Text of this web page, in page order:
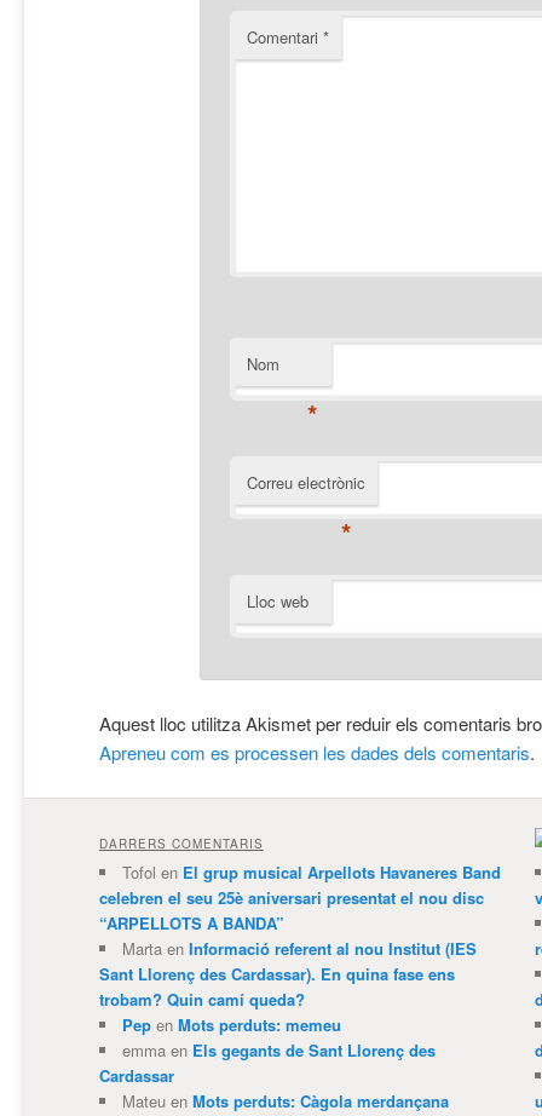
Comentari *
Nom
*
Correu electrònic
*
Lloc web
Aquest lloc utilitza Akismet per reduir els comentaris
Apreneu com es processen les dades dels comentaris.
DARRERS COMENTARIS
Tofol en El grup musical Arpellots Havaneres Band
celebren el seu 25è aniversari presentat el nou disc
“ARPELLOTS A BANDA”
Martaen Informació referent al nou Institut (IES
Sant Llorenç des Cardassar). En quina fase ens
trobam? Quin camí queda?
Pepen Mots perduts: memeu
emmaen Els gegants de Sant Llorenç des
Cardassar
Mateuen Mots perduts: Càgola merdançana